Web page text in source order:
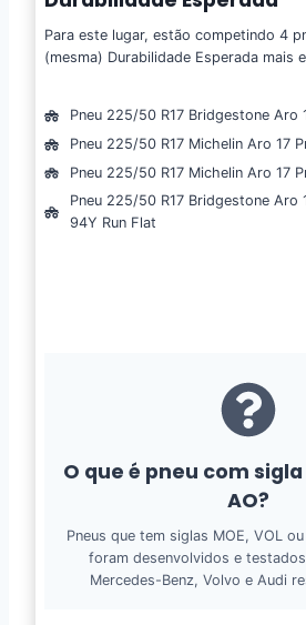
Para este lugar, estão competindo 4
(mesma) Durabilidade Esperada mais
Pneu 225/50 R17 Bridgestone Aro
Pneu 225/50 R17 Michelin Aro 17
Pneu 225/50 R17 Michelin Aro 17
Pneu 225/50 R17 Bridgestone Aro
94Y Run Flat
O que é pneu com sigla
AO?
Pneus que tem siglas MOE, VOL
foram desenvolvidos e
Mercedes-Benz, Volvo e Audi